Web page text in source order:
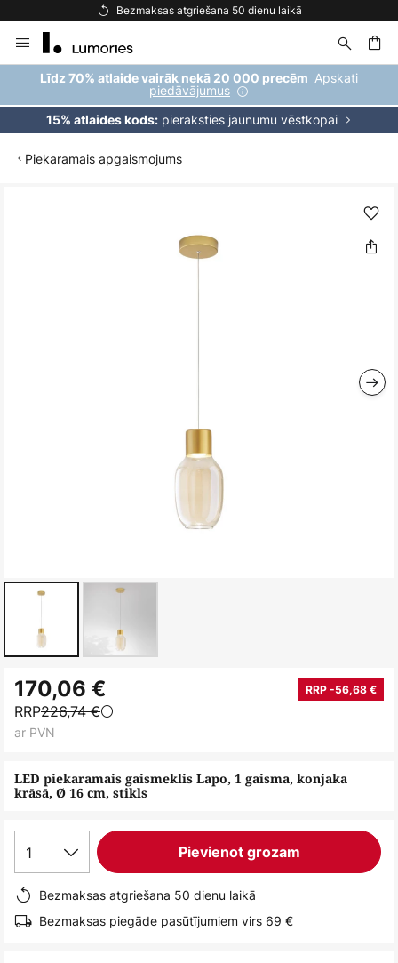
Bezmaksas atgriešana 50 dienu laikā
to
Content
Līdz 70% atlaide vairāk nekā 20 000 precēm Apskati
piedāvājumus
15% atlaides kods:pieraksties jaunumu vēstkopai
Piekaramais apgaismojums
uz
galerijas
sākumu
LED piekaramais gaismeklis Lapo, 1 gaisma, konjaka
krāsā, Ø 16 cm, stikls
170,06 € RRP -56,68 €
RRP226,74 €
ar PVN
1 Pievienot grozam
Bezmaksas atgriešana 50 dienu laikā
Bezmaksas piegāde pasūtījumiem virs 69 €